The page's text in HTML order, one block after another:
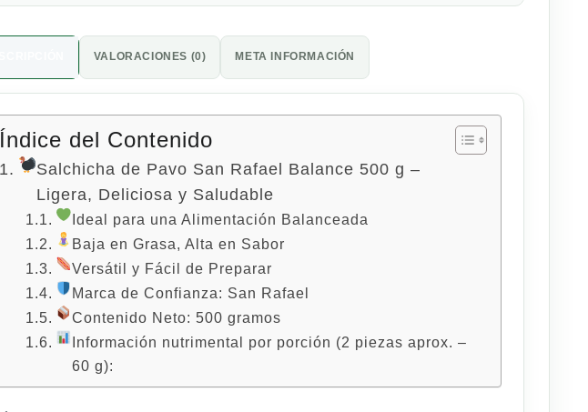
VALORACIONES (0) META INFORMACIÓN
Índice del Contenido
Salchicha de Pavo San Rafael Balance 500 g –
Ligera, Deliciosa y Saludable
Ideal para una Alimentación Balanceada
Baja en Grasa, Alta en Sabor
Versátil y Fácil de Preparar
Marca de Confianza: San Rafael
Contenido Neto: 500 gramos
Información nutrimental por porción (2 piezas aprox. –
60 g):